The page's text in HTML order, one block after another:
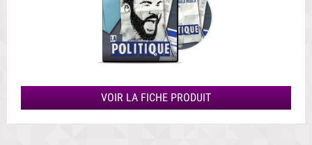
VOIR LA FICHE PRODUIT